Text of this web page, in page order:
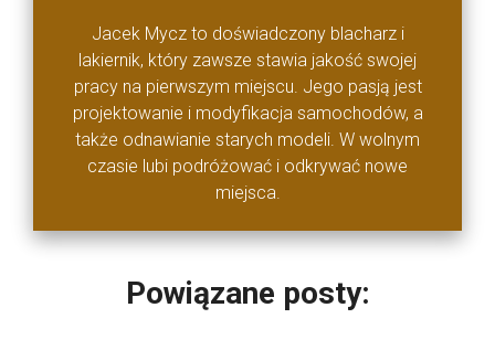
Jacek Mycz to doświadczony blacharz i
lakiernik, który zawsze stawia jakość swojej
pracy na pierwszym miejscu. Jego pasją jest
projektowanie i modyfikacja samochodów, a
także odnawianie starych modeli. W wolnym
czasie lubi podróżować i odkrywać nowe
miejsca.
Powiązane posty: